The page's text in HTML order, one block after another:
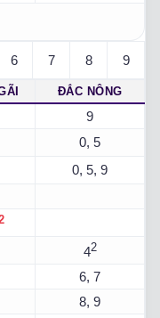
6 7 8 9
ĐẮC NÔNG
9
0, 5
0, 5, 9
42
6, 7
8, 9